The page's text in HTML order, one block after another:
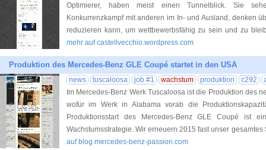
Optimierer, haben meist einen Tunnelblick. Sie
Konkurrenzkampf mit anderen im In- und Ausland, denken
reduzieren kann, um wettbewerbsfähig zu sein und zu
mehr auf castellvecchio.wordpress.com
Produktion des Mercedes-Benz GLE Coupé startet in den USA
news tuscaloosa job #1 wachstum produktion c292
Im Mercedes-Benz Werk Tuscaloosa ist die Produktion des
wofür im Werk in Alabama vorab die
Produktionsstart des Mercedes-Benz GLE Coupé ist
Wachstumsstrategie. Wir erneuern 2015 fast unser
auf blog.mercedes-benz-passion.com